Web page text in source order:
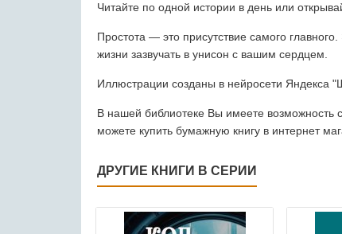
Читайте по одной истории в день или
Простота — это присутствие самого
жизни зазвучать в унисон с вашим сердцем.
Иллюстрации созданы в нейросети Яндекса
В нашей библиотеке Вы имеете возможность
можете купить бумажную книгу в интернет
ДРУГИЕ КНИГИ В СЕРИИ